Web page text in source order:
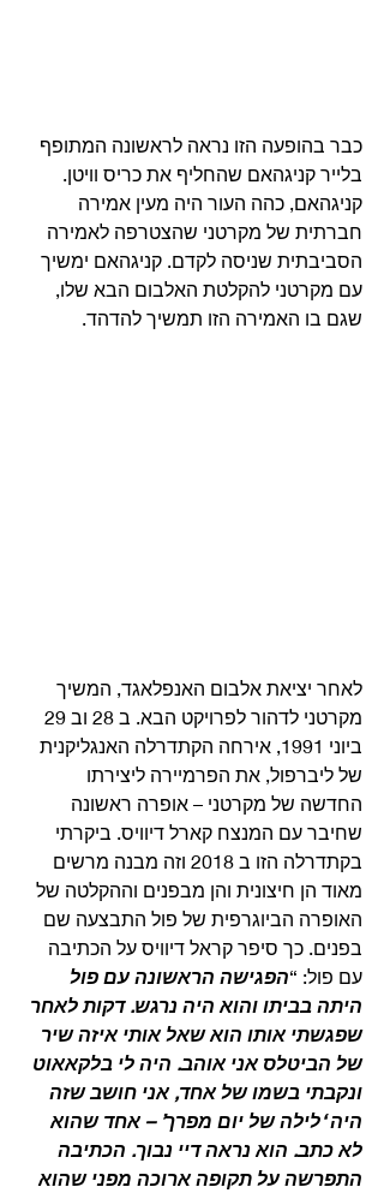
כבר בהופעה הזו נראה לראשונה המתופף
בלייר קניגהאם שהחליף את כריס וויטן.
קניגהאם, כהה העור היה מעין אמירה
חברתית של מקרטני שהצטרפה לאמירה
הסביבתית שניסה לקדם. קניגהאם ימשיך
עם מקרטני להקלטת האלבום הבא שלו,
שגם בו האמירה הזו תמשיך להדהד.
לאחר יציאת אלבום האנפלאגד, המשיך
ביוני 1991, אירחה הקתדרלה האנגליקנית
של ליברפול, את הפרמיירה ליצירתו
החדשה של מקרטני – אופרה ראשונה
שחיבר עם המנצח קארל דיוויס. ביקרתי
בקתדרלה הזו ב 2018 וזה מבנה מרשים
מאוד הן חיצונית והן מבפנים וההקלטה של
האופרה הביוגרפית של פול התבצעה שם
בפנים. כך סיפר קראל דיוויס על הכתיבה
עם פול: “הפגישה הראשונה עם פול
היתה בביתו והוא היה נרגש. דקות לאחר
שפגשתי אותו הוא שאל אותי איזה שיר
של הביטלס אני אוהב. היה לי בלקאאוט
ונקבתי בשמו של אחד, אני חושב שזה
היה ‘לילה של יום מפרך’ – אחד שהוא
לא כתב. הוא נראה דיי נבוך. הכתיבה
התפרשה על תקופה ארוכה מפני שהוא